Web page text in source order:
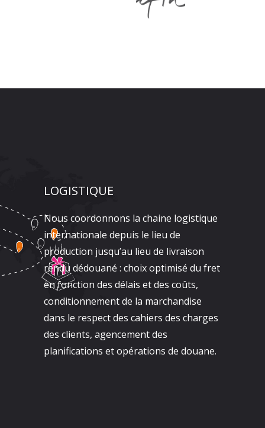
LOGISTIQUE
Nous coordonnons la chaine logistique
internationale depuis le lieu de
production jusqu’au lieu de livraison
rendu dédouané : choix optimisé du fret
en fonction des délais et des coûts,
conditionnement de la marchandise
dans le respect des cahiers des charges
des clients, agencement des
planifications et opérations de douane.